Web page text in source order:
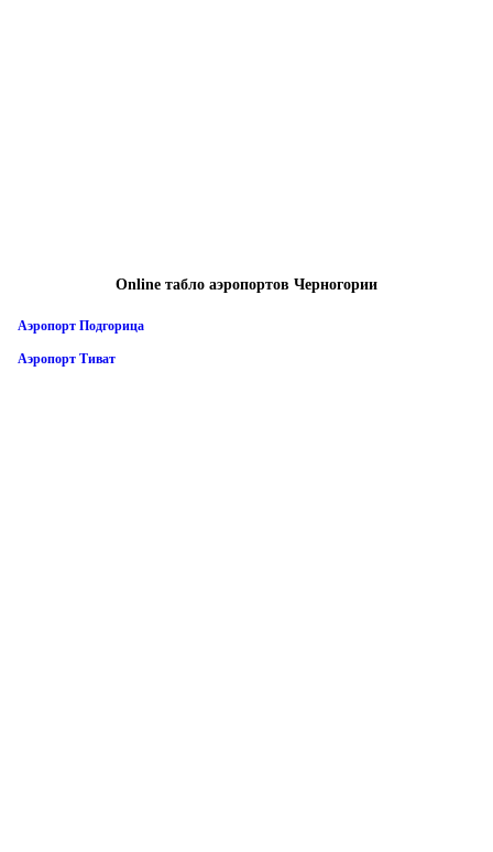
Online табло аэропортов Черногории
Аэропорт Подгорица
Аэропорт Тиват